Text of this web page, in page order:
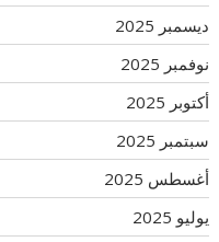
ديسمبر 2025
نوفمبر 2025
أكتوبر 2025
سبتمبر 2025
أغسطس 2025
يوليو 2025